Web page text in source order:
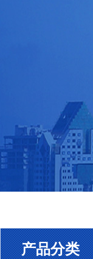
产品分类